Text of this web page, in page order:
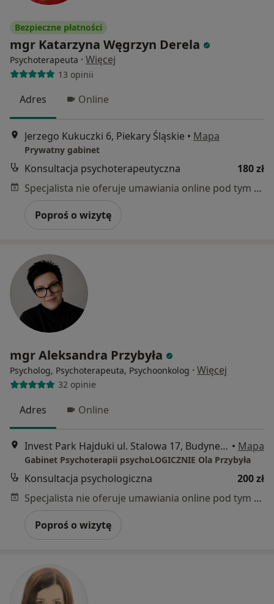
Bezpieczne płatności
mgr Katarzyna Węgrzyn Derela
Psychoterapeuta · Więcej
13 opinii
Adres Online
Jerzego Kukuczki 6, Piekary Śląskie • Mapa
Prywatny gabinet
Konsultacja psychoterapeutyczna
180 zł
Specjalista nie oferuje umawiania online pod tym adresem.
Poproś o wizytę
mgr Aleksandra Przybyła
Psycholog, Psychoterapeuta, Psychoonkolog · Więcej
32 opinie
Adres Online
Invest Park Hajduki ul. Stalowa 17, Budynek 17 lok.301 , II piętro, Chorzów • Mapa
Gabinet Psychoterapii psychoLOGICZNIE Ola Przybyła
Konsultacja psychologiczna
200 zł
Specjalista nie oferuje umawiania online pod tym adresem.
Poproś o wizytę